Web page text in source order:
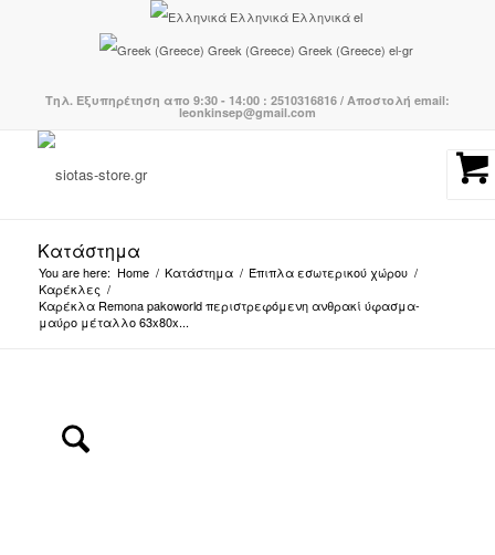
Ελληνικά Ελληνικά el
Greek (Greece) Greek (Greece) el-gr
Τηλ. Εξυπηρέτηση απο 9:30 - 14:00 : 2510316816 / Αποστολή email:
leonkinsep@gmail.com
Κατάστημα
You are here: Home / Κατάστημα / Έπιπλα εσωτερικού χώρου /
Καρέκλες /
Καρέκλα Remona pakoworld περιστρεφόμενη ανθρακί ύφασμα-
μαύρο μέταλλο 63x80x...